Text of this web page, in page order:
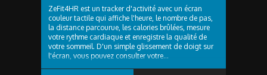
ZeFit4HR est un tracker d'activité avec un écran
couleur tactile qui affiche l'heure, le nombre de pas,
la distance parcourue, les calories brûlées, mesure
votre rythme cardiaque et enregistre la qualité de
votre sommeil. D'un simple glissement de doigt sur
l'écran, vous pouvez consulter votre...